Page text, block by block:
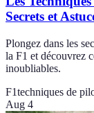
Secrets et
Plongez dans les
la F1 et découvrez
inoubliables.
F1techniques de
Aug 4